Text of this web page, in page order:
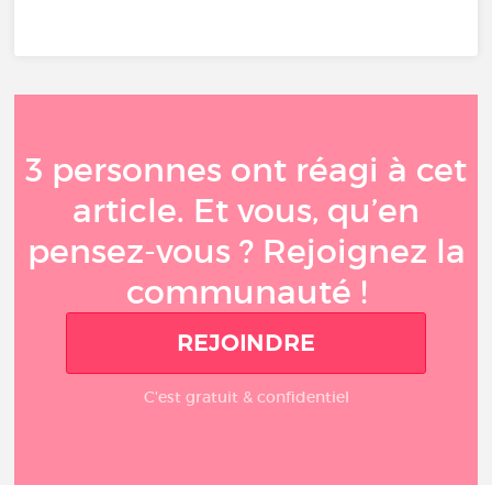
3 personnes ont réagi à cet
article. Et vous, qu’en
pensez-vous ? Rejoignez la
communauté !
REJOINDRE
C'est gratuit & confidentiel